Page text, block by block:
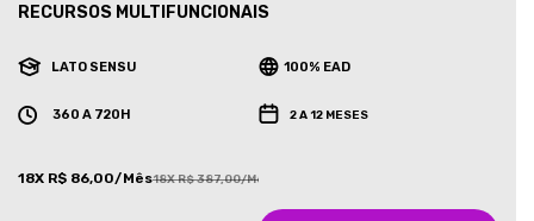
RECURSOS MULTIFUNCIONAIS
LATO SENSU 100% EAD
360 A 720H 2 A 12 MESES
18X R$ 86,00/Mês18X R$ 387,00/Mês